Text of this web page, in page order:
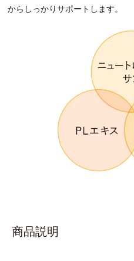
からしっかりサポートします。
商品説明